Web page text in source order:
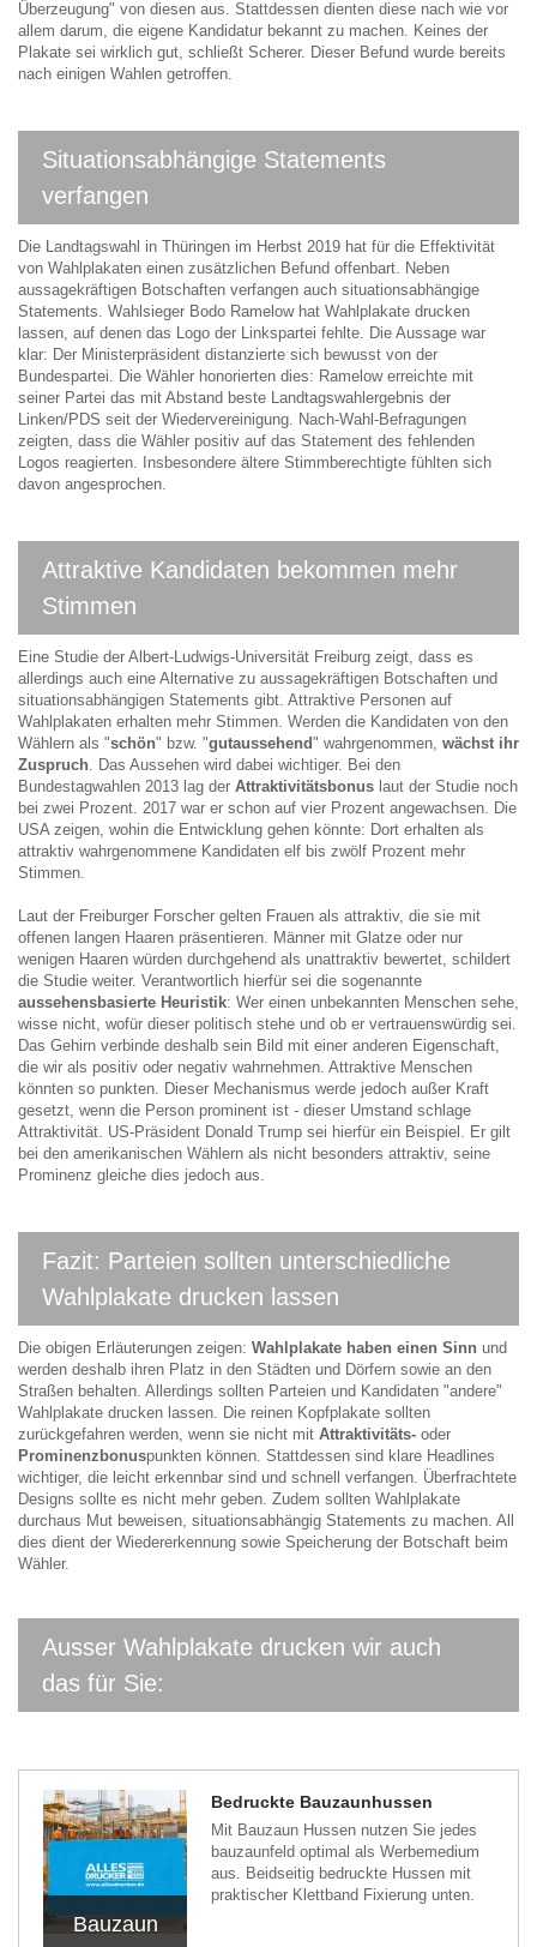
Überzeugung" von diesen aus. Stattdessen dienten diese nach wie vor
allem darum, die eigene Kandidatur bekannt zu machen. Keines der
Plakate sei wirklich gut, schließt Scherer. Dieser Befund wurde bereits
nach einigen Wahlen getroffen.
Situationsabhängige Statements
verfangen
Die Landtagswahl in Thüringen im Herbst 2019 hat für die Effektivität
von Wahlplakaten einen zusätzlichen Befund offenbart. Neben
aussagekräftigen Botschaften verfangen auch situationsabhängige
Statements. Wahlsieger Bodo Ramelow hat Wahlplakate drucken
lassen, auf denen das Logo der Linkspartei fehlte. Die Aussage war
klar: Der Ministerpräsident distanzierte sich bewusst von der
Bundespartei. Die Wähler honorierten dies: Ramelow erreichte mit
seiner Partei das mit Abstand beste Landtagswahlergebnis der
Linken/PDS seit der Wiedervereinigung. Nach-Wahl-Befragungen
zeigten, dass die Wähler positiv auf das Statement des fehlenden
Logos reagierten. Insbesondere ältere Stimmberechtigte fühlten sich
davon angesprochen.
Attraktive Kandidaten bekommen mehr
Stimmen
Eine Studie der Albert-Ludwigs-Universität Freiburg zeigt, dass es
allerdings auch eine Alternative zu aussagekräftigen Botschaften und
situationsabhängigen Statements gibt. Attraktive Personen auf
Wahlplakaten erhalten mehr Stimmen. Werden die Kandidaten von den
Wählern als "schön" bzw. "gutaussehend" wahrgenommen, wächst ihr
Zuspruch . Das Aussehen wird dabei wichtiger. Bei den
Bundestagwahlen 2013 lag der Attraktivitätsbonus laut der Studie noch
bei zwei Prozent. 2017 war er schon auf vier Prozent angewachsen. Die
USA zeigen, wohin die Entwicklung gehen könnte: Dort erhalten als
attraktiv wahrgenommene Kandidaten elf bis zwölf Prozent mehr
Stimmen.
Laut der Freiburger Forscher gelten Frauen als attraktiv, die sie mit
offenen langen Haaren präsentieren. Männer mit Glatze oder nur
wenigen Haaren würden durchgehend als unattraktiv bewertet, schildert
die Studie weiter. Verantwortlich hierfür sei die sogenannte
aussehensbasierte Heuristik: Wer einen unbekannten Menschen sehe,
wisse nicht, wofür dieser politisch stehe und ob er vertrauenswürdig sei.
Das Gehirn verbinde deshalb sein Bild mit einer anderen Eigenschaft,
die wir als positiv oder negativ wahrnehmen. Attraktive Menschen
könnten so punkten. Dieser Mechanismus werde jedoch außer Kraft
gesetzt, wenn die Person prominent ist - dieser Umstand schlage
Attraktivität. US-Präsident Donald Trump sei hierfür ein Beispiel. Er gilt
bei den amerikanischen Wählern als nicht besonders attraktiv, seine
Prominenz gleiche dies jedoch aus.
Fazit: Parteien sollten unterschiedliche
Wahlplakate drucken lassen
Die obigen Erläuterungen zeigen: Wahlplakate haben einen Sinn und
werden deshalb ihren Platz in den Städten und Dörfern sowie an den
Straßen behalten. Allerdings sollten Parteien und Kandidaten "andere"
Wahlplakate drucken lassen. Die reinen Kopfplakate sollten
zurückgefahren werden, wenn sie nicht mit Attraktivitäts- oder
Prominenzbonuspunkten können. Stattdessen sind klare Headlines
wichtiger, die leicht erkennbar sind und schnell verfangen. Überfrachtete
Designs sollte es nicht mehr geben. Zudem sollten Wahlplakate
durchaus Mut beweisen, situationsabhängig Statements zu machen. All
dies dient der Wiedererkennung sowie Speicherung der Botschaft beim
Wähler.
Ausser Wahlplakate drucken wir auch
das für Sie:
Bauzaun
Bedruckte Bauzaunhussen
Mit Bauzaun Hussen nutzen Sie jedes
bauzaunfeld optimal als Werbemedium
aus. Beidseitig bedruckte Hussen mit
praktischer Klettband Fixierung unten.